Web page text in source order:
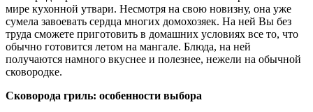
мире кухонной утвари. Несмотря на свою новизну, она уже
сумела завоевать сердца многих домохозяек. На ней Вы без
труда сможете приготовить в домашних условиях все то, что
обычно готовится летом на мангале. Блюда, на ней
получаются намного вкуснее и полезнее, нежели на обычной
сковородке.
Сковорода гриль: особенности выбора